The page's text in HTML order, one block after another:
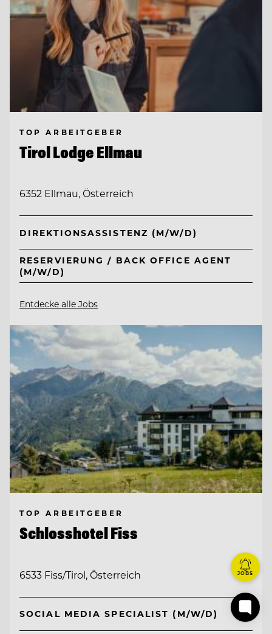
TOP ARBEITGEBER
Tirol Lodge Ellmau
6352 Ellmau, Österreich
DIREKTIONSASSISTENZ (M/W/D)
RESERVIERUNG / BACK OFFICE AGENT
(M/W/D)
Entdecke alle Jobs
TOP ARBEITGEBER
Schlosshotel Fiss
6533 Fiss/Tirol, Österreich
SOCIAL MEDIA SPECIALIST (M/W/D)
JOBS